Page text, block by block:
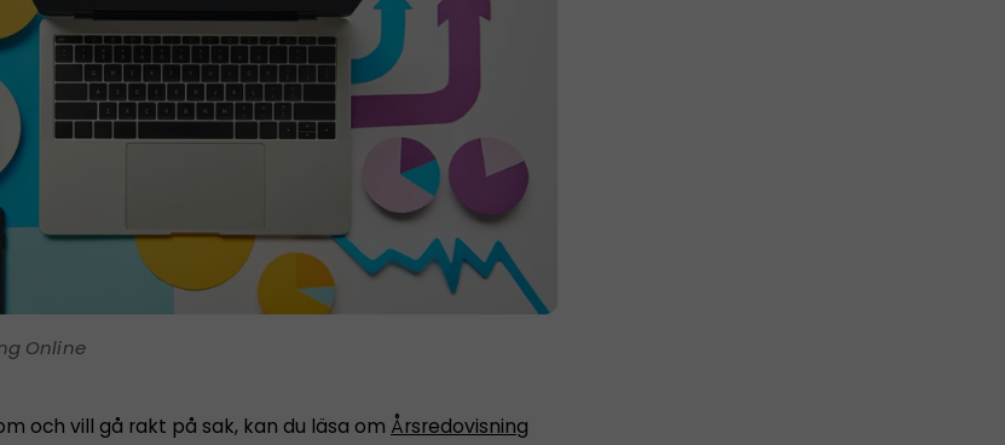
Online
och vill gå rakt på sak, kan du läsa om Årsredovisning